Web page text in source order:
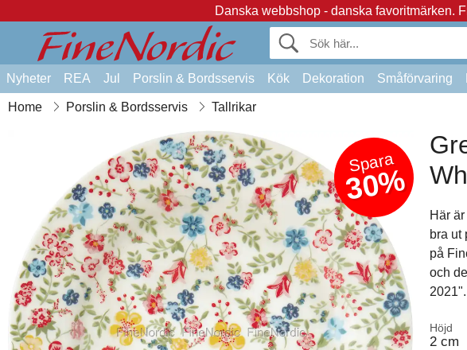
Danska webbshop - danska favoritmärken.
Nyheter REA Jul Porslin & Bordsservis Kök Dekoration Småförvaring
Home Porslin & Bordsservis Tallrikar
Spara
30%
Här
bra ut
på
och
2021".
Höjd
2 cm